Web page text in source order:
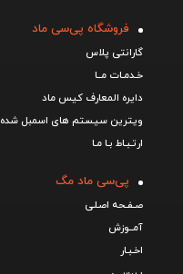
فروشگاه پی‌سی ماد
گارانتی پلاس
خـدمـات مــا
دایره المعارف کیس ماد
ویترین سیستم های اسمبل شده
ارتـبـاط بـا مـا
پی‌سی ماد مگ
صـفـحه اصـلی
آمــوزش
اخـبـار